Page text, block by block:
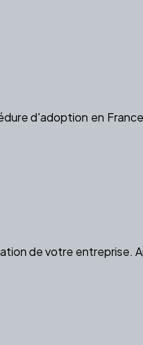
d'adoption en
de votre entreprise.